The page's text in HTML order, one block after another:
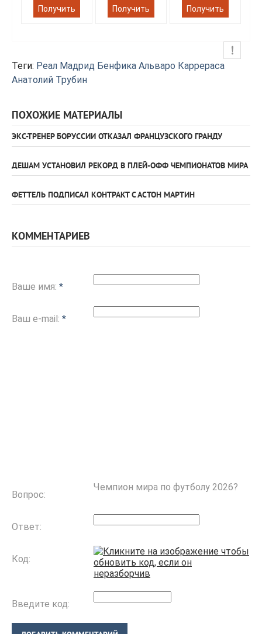
Получить Получить Получить
Теги: Реал Мадрид Бенфика Альваро Каррераса
Анатолий Трубин
ПОХОЖИЕ МАТЕРИАЛЫ
ЭКС-ТРЕНЕР БОРУССИИ ОТКАЗАЛ ФРАНЦУЗСКОГО ГРАНДУ
ДЕШАМ УСТАНОВИЛ РЕКОРД В ПЛЕЙ-ОФФ ЧЕМПИОНАТОВ МИРА
ФЕТТЕЛЬ ПОДПИСАЛ КОНТРАКТ С АСТОН МАРТИН
КОММЕНТАРИЕВ
Ваше имя: *
Ваш e-mail: *
Вопрос:
Чемпион мира по футболу 2026?
Ответ:
Код:
Введите код: